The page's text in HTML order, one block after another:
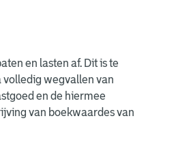
en lasten af. Dit is te
wegvallen van
en de hiermee
van boekwaardes van